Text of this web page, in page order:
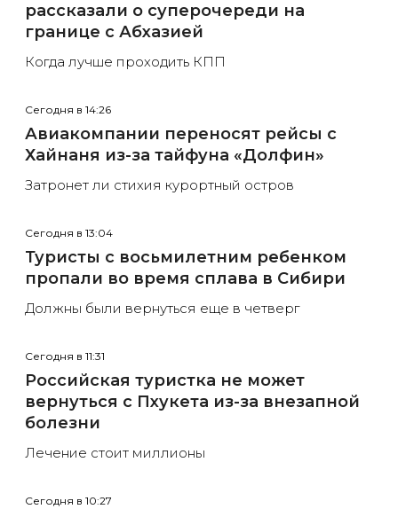
рассказали о суперочереди на
границе с Абхазией
Когда лучше проходить КПП
Сегодня в 14:26
Авиакомпании переносят рейсы с
Хайнаня из-за тайфуна «Долфин»
Затронет ли стихия курортный остров
Сегодня в 13:04
Туристы с восьмилетним ребенком
пропали во время сплава в Сибири
Должны были вернуться еще в четверг
Сегодня в 11:31
Российская туристка не может
вернуться с Пхукета из-за внезапной
болезни
Лечение стоит миллионы
Сегодня в 10:27